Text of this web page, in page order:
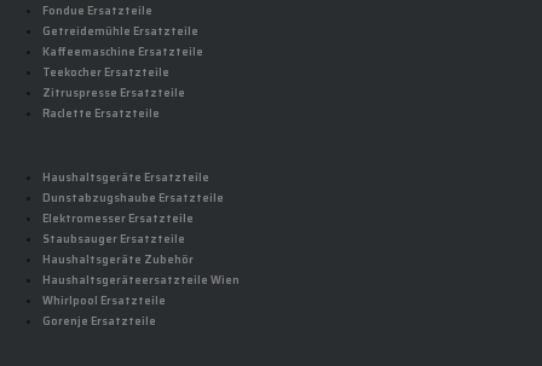
Fondue Ersatzteile
Getreidemühle Ersatzteile
Kaffeemaschine Ersatzteile
Teekocher Ersatzteile
Zitruspresse Ersatzteile
Raclette Ersatzteile
Haushaltsgeräte Ersatzteile
Dunstabzugshaube Ersatzteile
Elektromesser Ersatzteile
Staubsauger Ersatzteile
Haushaltsgeräte Zubehör
Haushaltsgeräteersatzteile Wien
Whirlpool Ersatzteile
Gorenje Ersatzteile